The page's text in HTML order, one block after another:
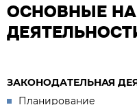
ОСНОВНЫЕ
ЗАКОНОДАТЕЛЬНАЯ
Планирование